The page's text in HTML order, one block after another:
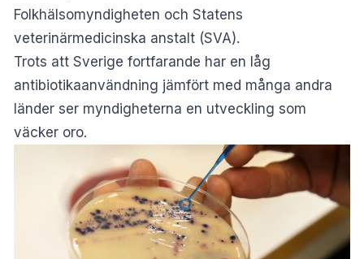
Folkhälsomyndigheten och Statens
veterinärmedicinska anstalt (SVA).
Trots att Sverige fortfarande har en låg
antibiotikaanvändning jämfört med många andra
länder ser myndigheterna en utveckling som
väcker oro.